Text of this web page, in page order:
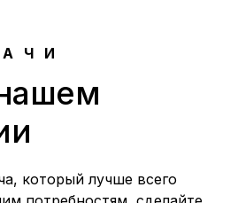
который лучше всего